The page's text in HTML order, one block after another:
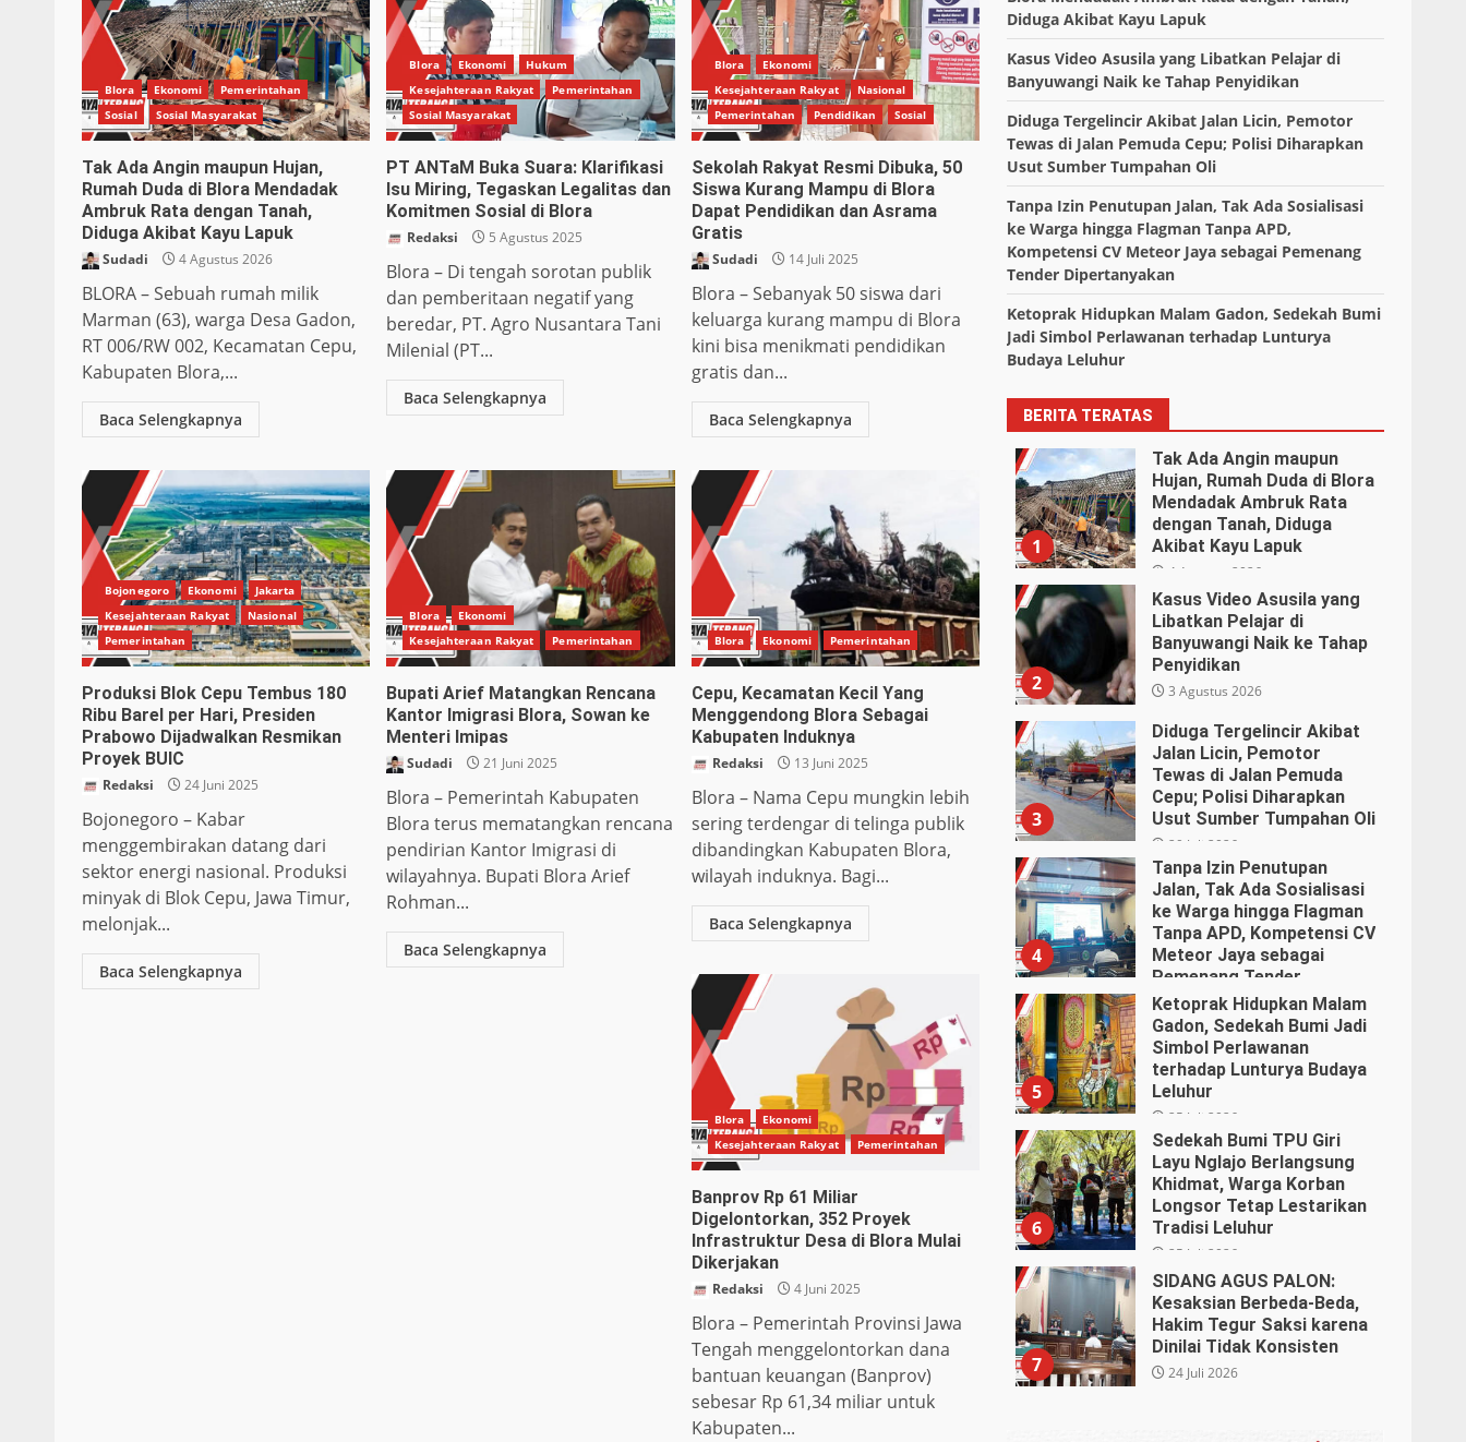
Blora Ekonomi
Pemerintahan
Sosial
Sosial Masyarakat
Tak Ada Angin maupun Hujan,
Rumah Duda di Blora Mendadak
Ambruk Rata dengan Tanah,
Diduga Akibat Kayu Lapuk
Sudadi 4 Agustus 2026
BLORA – Sebuah rumah milik
Marman (63), warga Desa Gadon,
RT 006/RW 002, Kecamatan Cepu,
Kabupaten Blora,...
Baca Selengkapnya
Blora Ekonomi
Hukum
Kesejahteraan Rakyat
Pemerintahan
Sosial Masyarakat
PT ANTaM Buka Suara: Klarifikasi
Isu Miring, Tegaskan Legalitas dan
Komitmen Sosial di Blora
Redaksi 5 Agustus 2025
Blora – Di tengah sorotan publik
dan pemberitaan negatif yang
beredar, PT. Agro Nusantara Tani
Milenial (PT...
Baca Selengkapnya
Blora
Ekonomi
Kesejahteraan Rakyat
Nasional
Pemerintahan
Pendidikan Sosial
Sekolah Rakyat Resmi Dibuka, 50
Siswa Kurang Mampu di Blora
Dapat Pendidikan dan Asrama
Gratis
Sudadi 14 Juli 2025
Blora – Sebanyak 50 siswa dari
keluarga kurang mampu di Blora
kini bisa menikmati pendidikan
gratis dan...
Baca Selengkapnya
Bojonegoro Ekonomi
Jakarta
Kesejahteraan Rakyat
Nasional
Pemerintahan
Produksi Blok Cepu Tembus 180
Ribu Barel per Hari, Presiden
Prabowo Dijadwalkan Resmikan
Proyek BUIC
Redaksi 24 Juni 2025
Bojonegoro – Kabar
menggembirakan datang dari
sektor energi nasional. Produksi
minyak di Blok Cepu, Jawa Timur,
melonjak...
Baca Selengkapnya
Blora
Ekonomi
Kesejahteraan Rakyat
Pemerintahan
Bupati Arief Matangkan Rencana
Kantor Imigrasi Blora, Sowan ke
Menteri Imipas
Sudadi 21 Juni 2025
Blora – Pemerintah Kabupaten
Blora terus mematangkan rencana
pendirian Kantor Imigrasi di
wilayahnya. Bupati Blora Arief
Rohman...
Baca Selengkapnya
Blora Ekonomi Pemerintahan
Cepu, Kecamatan Kecil Yang
Menggendong Blora Sebagai
Kabupaten Induknya
Redaksi 13 Juni 2025
Blora – Nama Cepu mungkin lebih
sering terdengar di telinga publik
dibandingkan Kabupaten Blora,
wilayah induknya. Bagi...
Baca Selengkapnya
Blora
Ekonomi
Kesejahteraan Rakyat
Pemerintahan
Banprov Rp 61 Miliar
Digelontorkan, 352 Proyek
Infrastruktur Desa di Blora Mulai
Dikerjakan
Redaksi 4 Juni 2025
Blora – Pemerintah Provinsi Jawa
Tengah menggelontorkan dana
bantuan keuangan (Banprov)
sebesar Rp 61,34 miliar untuk
Kabupaten...
Diduga Akibat Kayu Lapuk
Kasus Video Asusila yang Libatkan Pelajar di
Banyuwangi Naik ke Tahap Penyidikan
Diduga Tergelincir Akibat Jalan Licin, Pemotor
Tewas di Jalan Pemuda Cepu; Polisi Diharapkan
Usut Sumber Tumpahan Oli
Tanpa Izin Penutupan Jalan, Tak Ada Sosialisasi
ke Warga hingga Flagman Tanpa APD,
Kompetensi CV Meteor Jaya sebagai Pemenang
Tender Dipertanyakan
Ketoprak Hidupkan Malam Gadon, Sedekah Bumi
Jadi Simbol Perlawanan terhadap Lunturya
Budaya Leluhur
BERITA TERATAS
1
Tak Ada Angin maupun
Hujan, Rumah Duda di Blora
Mendadak Ambruk Rata
dengan Tanah, Diduga
Akibat Kayu Lapuk
4 Agustus 2026
2
Kasus Video Asusila yang
Libatkan Pelajar di
Banyuwangi Naik ke Tahap
Penyidikan
3 Agustus 2026
3
Diduga Tergelincir Akibat
Jalan Licin, Pemotor
Tewas di Jalan Pemuda
Cepu; Polisi Diharapkan
Usut Sumber Tumpahan Oli
29 Juli 2026
4
Tanpa Izin Penutupan
Jalan, Tak Ada Sosialisasi
ke Warga hingga Flagman
Tanpa APD, Kompetensi CV
Meteor Jaya sebagai
Pemenang Tender
Dipertanyakan
27 Juli 2026
5
Ketoprak Hidupkan Malam
Gadon, Sedekah Bumi Jadi
Simbol Perlawanan
terhadap Lunturya Budaya
Leluhur
25 Juli 2026
6
Sedekah Bumi TPU Giri
Layu Nglajo Berlangsung
Khidmat, Warga Korban
Longsor Tetap Lestarikan
Tradisi Leluhur
25 Juli 2026
7
SIDANG AGUS PALON:
Kesaksian Berbeda-Beda,
Hakim Tegur Saksi karena
Dinilai Tidak Konsisten
24 Juli 2026